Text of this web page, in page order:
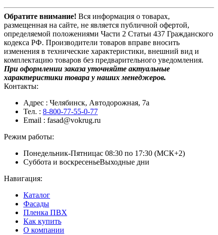
Обратите внимание! Вся информация о товарах,
размещенная на сайте, не является публичной офертой,
определяемой положениями Части 2 Статьи 437 Гражданского
кодекса РФ. Производители товаров вправе вносить
изменения в технические характеристики, внешний вид и
комплектацию товаров без предварительного уведомления.
При оформлении заказа уточняйте актуальные
характеристики товара у наших менеджеров.
Контакты:
Адрес : Челябинск, Автодорожная, 7а
Тел. : 8-800-77-55-0-77
Email : fasad@vokrug.ru
Режим работы:
Понедельник-Пятницас 08:30 по 17:30 (МСК+2)
Суббота и воскресеньеВыходные дни
Навигация:
Каталог
Фасады
Пленка ПВХ
Как купить
О компании